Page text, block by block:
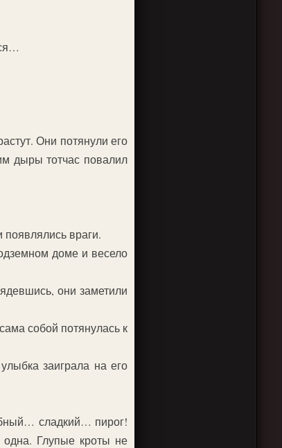
Они потянули его
дыры тотчас повалил
враги.
доме и весело
они заметили
собой потянулась к
заиграла на его
сладкий… пирог!
одна. Глупые кроты не